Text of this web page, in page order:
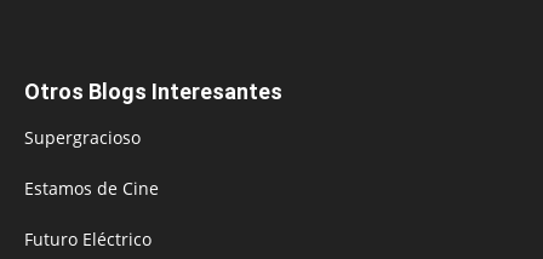
Otros Blogs Interesantes
Supergracioso
Estamos de Cine
Futuro Eléctrico